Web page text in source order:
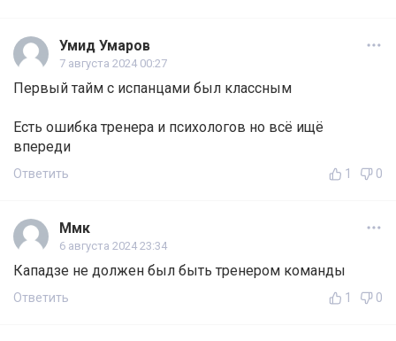
Умид Умаров
7 августа 2024 00:27
Первый тайм с испанцами был классным
Есть ошибка тренера и психологов но всё ищё
впереди
Ответить 1 0
Ммк
6 августа 2024 23:34
Кападзе не должен был быть тренером команды
Ответить 1 0